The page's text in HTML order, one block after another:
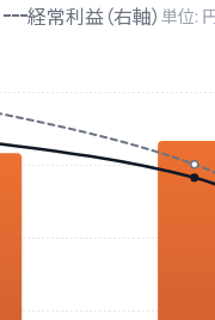
経常利益（右軸） 単位: